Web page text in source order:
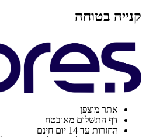
קנייה בטוחה
אתר מוצפן
דף התשלום מאובטח
החזרות עד 14 יום חינם